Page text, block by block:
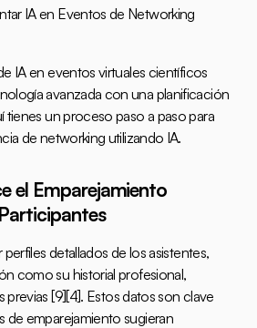
IA en Eventos de Networking
IA en eventos virtuales científicos
avanzada con una planificación
tienes un proceso paso a paso para
de networking utilizando IA.
el Emparejamiento
detallados de los asistentes,
como su historial profesional,
previas [9][4]. Estos datos son clave
de emparejamiento sugieran